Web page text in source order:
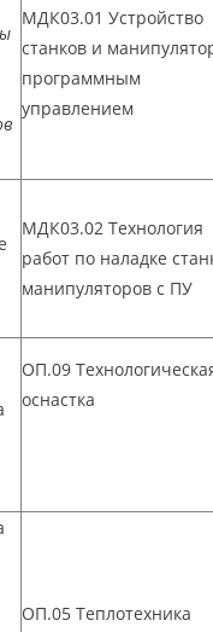
МДК03.01 Устройство
станков и
программным
управлением
МДК03.02 Технология
работ по наладке
манипуляторов с ПУ
ОП.09
оснастка
ОП.05 Теплотехника